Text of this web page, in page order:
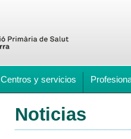
Centros y servicios
Noticias